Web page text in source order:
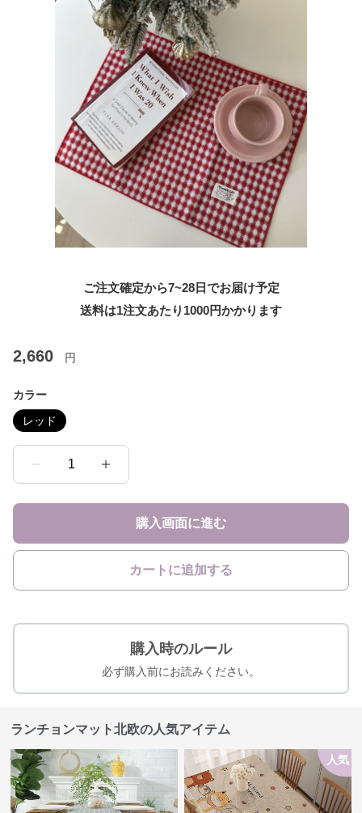
ご注文確定から7~28日でお届け予定
送料は1注文あたり 1000円かかります
2,660 円
カラー
レッド
1
購入画面に進む
カートに追加する
購入時のルール
必ず購入前にお読みください。
ランチョンマット北欧の人気アイテム
人気